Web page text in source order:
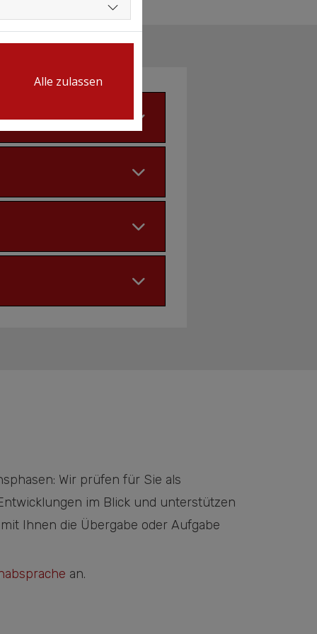
Wir prüfen für Sie als
im Blick und unterstützen
Ihnen die Übergabe oder Aufgabe
an.
Alle zulassen